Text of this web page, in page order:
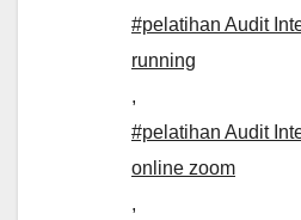
#pelatihan Audit
running
,
#pelatihan Audit
online zoom
,